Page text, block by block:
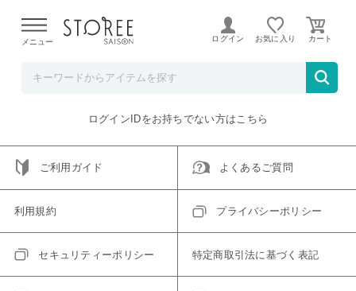
よる配送遅延が発生しております。
メニュー ログイン お気に入り
ご指定のアイテムは取り扱い終了、またはただいま取り扱い
トップへ戻る
ログインIDをお持ちでない方はこちら
ご利用ガイド よくあるご質問
利用規約 プライバシーポリシー
セキュリティーポリシー 特定商取引法に基づく表記